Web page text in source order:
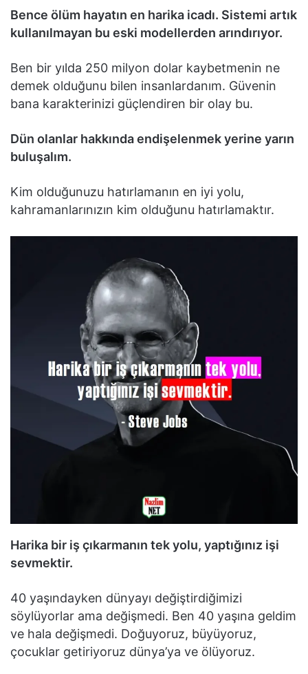
Bence ölüm hayatın en harika icadı. Sistemi artık
kullanılmayan bu eski modellerden arındırıyor.
Ben bir yılda 250 milyon dolar kaybetmenin ne
demek olduğunu bilen insanlardanım. Güvenin
bana karakterinizi güçlendiren bir olay bu.
Dün olanlar hakkında endişelenmek yerine yarın
buluşalım.
Kim olduğunuzu hatırlamanın en iyi yolu,
kahramanlarınızın kim olduğunu hatırlamaktır.
Harika bir iş çıkarmanın tek yolu, yaptığınız işi
sevmektir.
40 yaşındayken dünyayı değiştirdiğimizi
söylüyorlar ama değişmedi. Ben 40 yaşına geldim
ve hala değişmedi. Doğuyoruz, büyüyoruz,
çocuklar getiriyoruz dünya’ya ve ölüyoruz.